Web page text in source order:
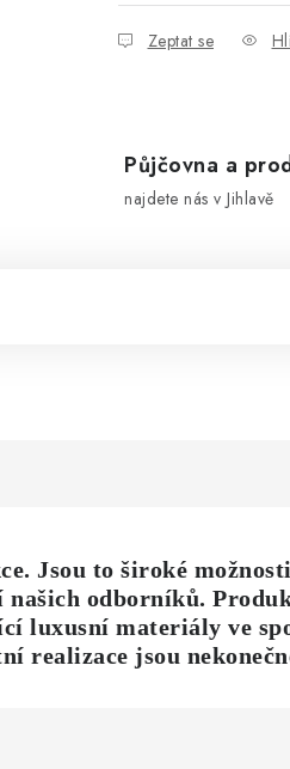
Zeptat se
Půjčovna a
najdete nás v Jihlavě
Jsou to široké
odborníků.
luxusní materiály ve
realizace jsou